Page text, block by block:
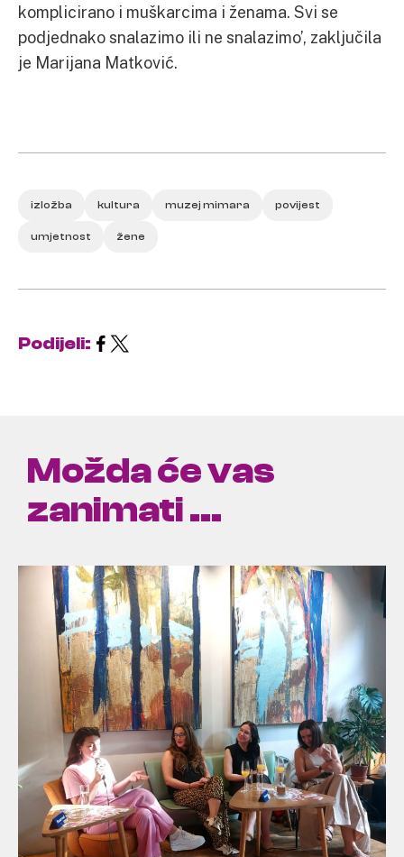
komplicirano i muškarcima i ženama. Svi se
podjednako snalazimo ili ne snalazimo’, zaključila
je Marijana Matković.
izložba kultura muzej mimara povijest
umjetnost žene
Podijeli:
Možda će vas
zanimati ...